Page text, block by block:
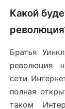
Какой
Братья
революция
сети
полная
таком